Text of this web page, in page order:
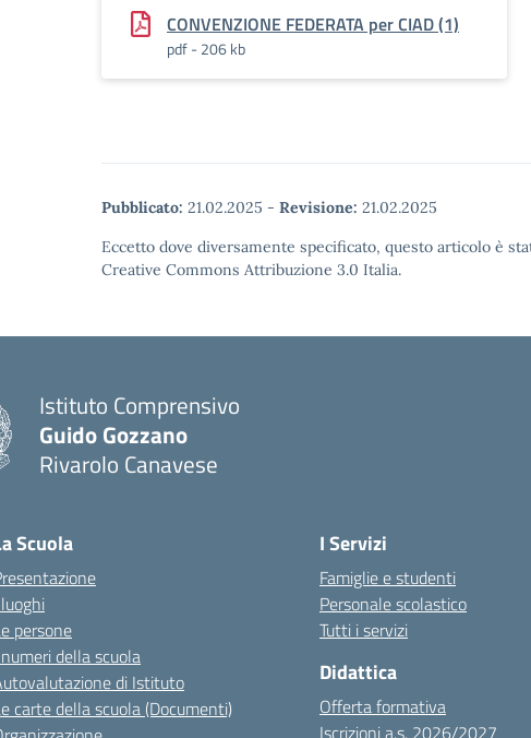
CONVENZIONE FEDERATA per CIAD (1)
pdf - 206 kb
Pubblicato: 21.02.2025 - Revisione: 21.02.2025
Eccetto dove diversamente specificato, questo articolo è
Creative Commons Attribuzione 3.0 Italia.
Istituto Comprensivo
Guido Gozzano
Rivarolo Canavese
Scuola
persone
della scuola
di Istituto
carte della scuola (Documenti)
I Servizi
Famiglie e studenti
Personale scolastico
Tutti i servizi
Didattica
Offerta formativa
Iscrizioni a.s. 2026/2027